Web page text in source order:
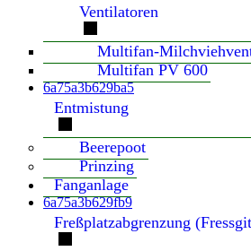
Ventilatoren
Multifan-
Multifan PV 600
6a75a3b629ba5
Entmistung
Beerepoot
Prinzing
Fanganlage
6a75a3b629fb9
Freßplatzabgrenzung